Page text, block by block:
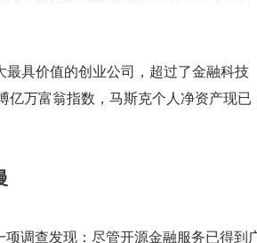
具价值的创业公司，超过了金融科技
万富翁指数，马斯克个人净资产现已
调查发现：尽管开源金融服务已得到